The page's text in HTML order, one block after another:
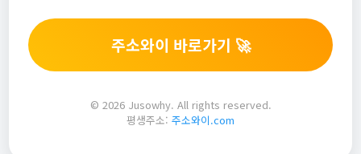
주소와이 바로가기 🚀
© 2026 Jusowhy. All rights reserved.
평생주소: 주소와이.com